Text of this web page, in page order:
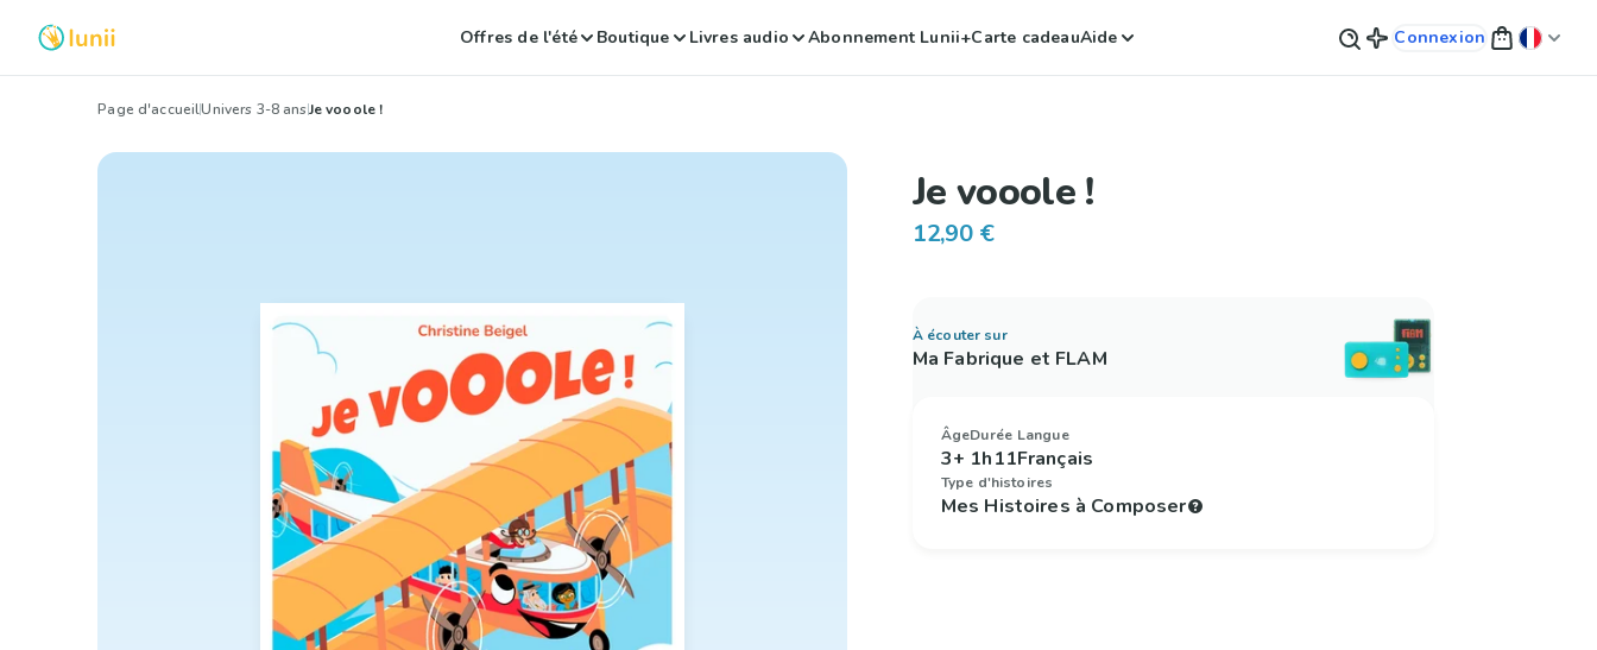
Offres de l'été Boutique Livres audio Abonnement Lunii+Carte cadeauAide Connexion
Page d'accueilUnivers 3-8 ansJe vooole !
Je vooole !
12,90 €
À écouter sur
Ma Fabrique et FLAM
Âge
3+
Durée
1h11
Langue
Français
Type d'histoires
Mes Histoires à Composer